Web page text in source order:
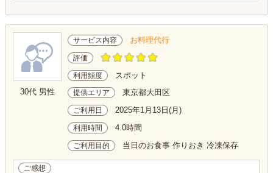
30代 男性
サービス内容 お料理代行
評価
利用頻度 スポット
提供エリア 東京都大田区
ご利用日 2025年1月13日(月)
利用時間 4.0時間
ご利用目的 当日のお食事 作りおき 冷凍保存
ご感想